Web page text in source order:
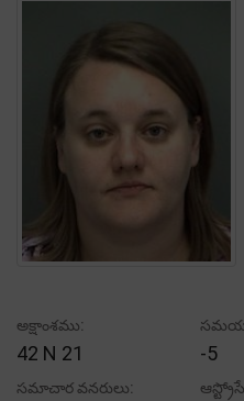
అక్షాంశము:
42 N 21
సమయ
-5
సమాచార వనరులు: